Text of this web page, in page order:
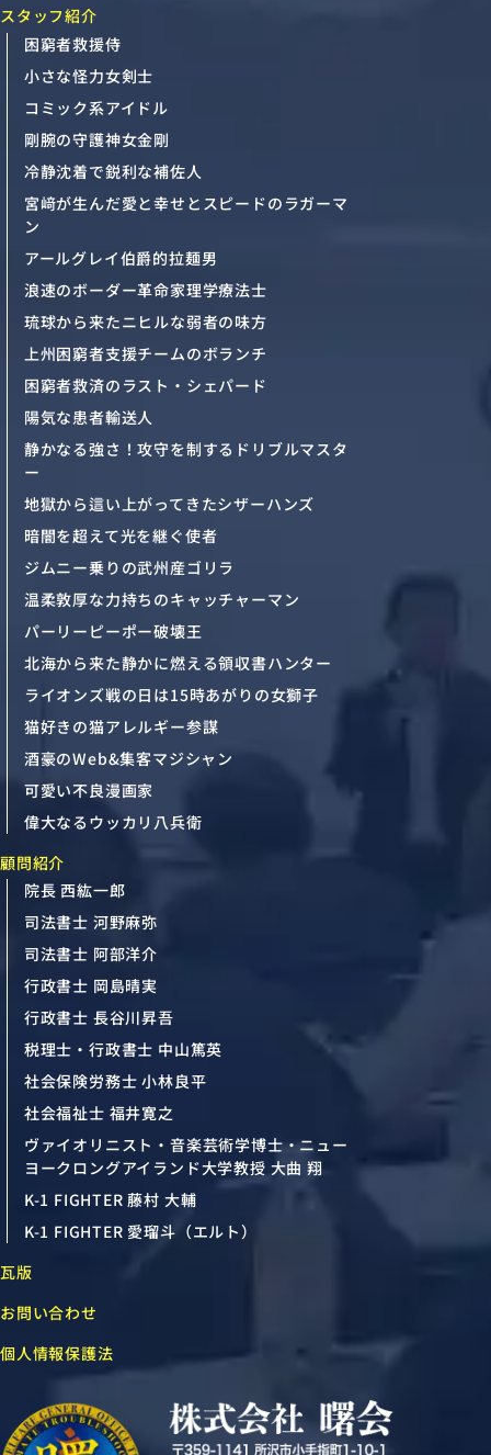
スタッフ紹介
困窮者救援侍
小さな怪力女剣士
コミック系アイドル
剛腕の守護神女金剛
冷静沈着で鋭利な補佐人
宮﨑が生んだ愛と幸せとスピードのラガーマ
ン
アールグレイ伯爵的拉麺男
浪速のボーダー革命家理学療法士
琉球から来たニヒルな弱者の味方
上州困窮者支援チームのボランチ
困窮者救済のラスト・シェパード
陽気な患者輸送人
静かなる強さ！攻守を制するドリブルマスタ
ー
地獄から這い上がってきたシザーハンズ
暗闇を超えて光を継ぐ使者
ジムニー乗りの武州産ゴリラ
温柔敦厚な力持ちのキャッチャーマン
パーリーピーポー破壊王
北海から来た静かに燃える領収書ハンター
ライオンズ戦の日は15時あがりの女獅子
猫好きの猫アレルギー参謀
酒豪のWeb&集客マジシャン
可愛い不良漫画家
偉大なるウッカリ八兵衛
顧問紹介
院長 西紘一郎
司法書士 河野麻弥
司法書士 阿部洋介
行政書士 岡島晴実
行政書士 長谷川昇吾
税理士・行政書士 中山篤英
社会保険労務士 小林良平
社会福祉士 福井寛之
ヴァイオリニスト・音楽芸術学博士・ニュー
ヨークロングアイランド大学教授 大曲 翔
K-1 FIGHTER 藤村 大輔
K-1 FIGHTER 愛瑠斗（エルト）
瓦版
お問い合わせ
個人情報保護法